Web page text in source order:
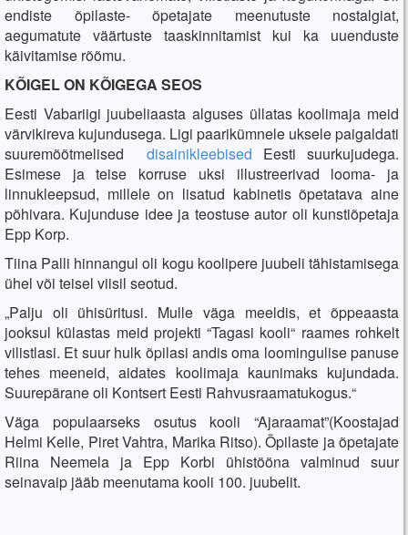
endiste õpilaste- õpetajate meenutuste nostalgiat,
aegumatute väärtuste taaskinnitamist kui ka uuenduste
käivitamise rõõmu.
KÕIGEL ON KÕIGEGA SEOS
Eesti Vabariigi juubeliaasta alguses üllatas koolimaja meid
värvikireva kujundusega. Ligi paarikümnele uksele paigaldati
suuremõõtmelised disainikleebised Eesti suurkujudega.
Esimese ja teise korruse uksi illustreerivad looma- ja
linnukleepsud, millele on lisatud kabinetis õpetatava aine
põhivara. Kujunduse idee ja teostuse autor oli kunstiõpetaja
Epp Korp.
Tiina Palli hinnangul oli kogu koolipere juubeli tähistamisega
ühel või teisel viisil seotud.
„Palju oli ühisüritusi. Mulle väga meeldis, et õppeaasta
jooksul külastas meid projekti “Tagasi kooli“ raames rohkelt
vilistlasi. Et suur hulk õpilasi andis oma loomingulise panuse
tehes meeneid, aidates koolimaja kaunimaks kujundada.
Suurepärane oli Kontsert Eesti Rahvusraamatukogus.“
Väga populaarseks osutus kooli “Ajaraamat”(Koostajad
Helmi Kelle, Piret Vahtra, Marika Ritso). Õpilaste ja õpetajate
Riina Neemela ja Epp Korbi ühistööna valminud suur
seinavaip jääb meenutama kooli 100. juubelit.